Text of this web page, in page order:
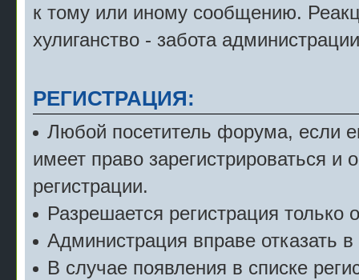
к тому или иному сообщению.
хулиганство - забота
РЕГИСТРАЦИЯ:
Любой посетитель форума, если
имеет право зарегистрироваться и
регистрации.
Разрешается регистрация только
Администрация вправе отказать
В случае появления в списке